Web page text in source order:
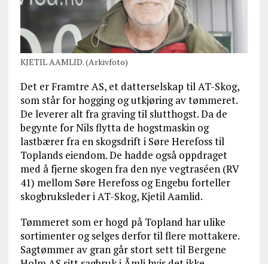
KJETIL AAMLID. (Arkivfoto)
Det er Framtre AS, et datterselskap til AT-Skog,
som står for hogging og utkjøring av tømmeret.
De leverer alt fra graving til slutthogst. Da de
begynte for Nils flytta de hogstmaskin og
lastbærer fra en skogsdrift i Søre Herefoss til
Toplands eiendom. De hadde også oppdraget
med å fjerne skogen fra den nye vegtraséen (RV
41) mellom Søre Herefoss og Engebu forteller
skogbruksleder i AT-Skog, Kjetil Aamlid.
Tømmeret som er hogd på Topland har ulike
sortimenter og selges derfor til flere mottakere.
Sagtømmer av gran går stort sett til Bergene